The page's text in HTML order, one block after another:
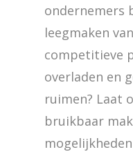
ondernemers
leegmaken
competitieve
overladen en
ruimen? Laat
bruikbaar